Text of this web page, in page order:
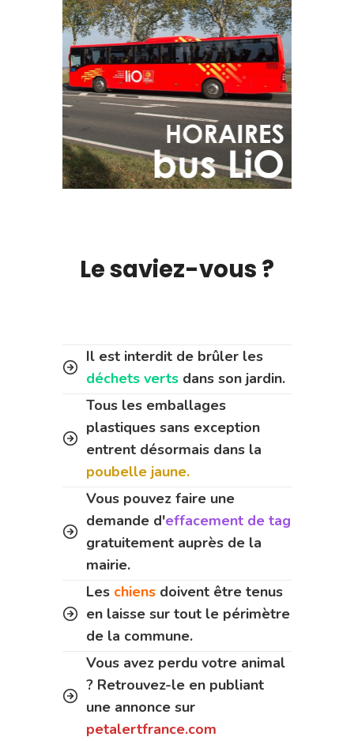
Le saviez-vous ?
Il est interdit de brûler les
déchets verts dans son jardin.
Tous les emballages
plastiques sans exception
entrent désormais dans la
poubelle jaune.
Vous pouvez faire une
demande d'effacement de tag
gratuitement auprès de la
mairie.
Les chiens doivent être tenus
en laisse sur tout le périmètre
de la commune.
Vous avez perdu votre animal
? Retrouvez-le en publiant
une annonce sur
petalertfrance.com